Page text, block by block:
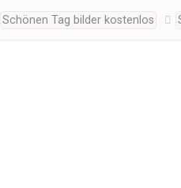
Schönen Tag bilder kostenlos